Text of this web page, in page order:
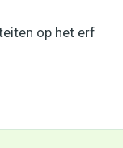
op het erf